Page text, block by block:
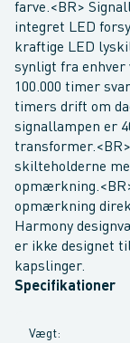
farve.<BR>
integret LED
kraftige LED
synligt fra enhver
100.000 timer
timers drift om
signallampen er
skilteholderne
opmærkning
Harmony
er ikke designet
kapslinger.
Specifikationer
Vægt: